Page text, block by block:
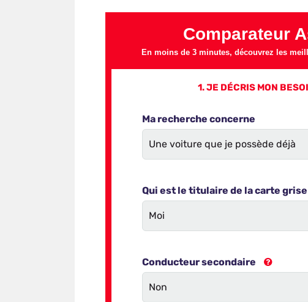
Comparateur
En moins de 3 minutes, découvrez les